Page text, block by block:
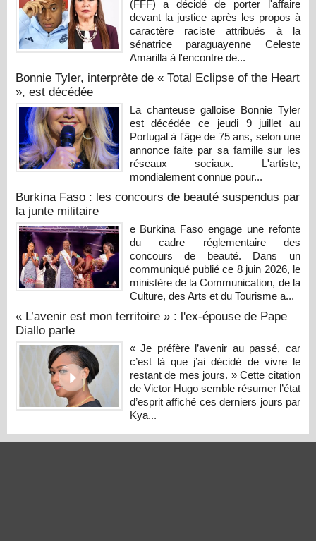
(FFF) a décidé de porter l'affaire
devant la justice après les propos à
caractère raciste attribués à la
sénatrice paraguayenne Celeste
Amarilla à l'encontre de...
Bonnie Tyler, interprète de « Total Eclipse of the Heart
», est décédée
La chanteuse galloise Bonnie Tyler
est décédée ce jeudi 9 juillet au
Portugal à l'âge de 75 ans, selon une
annonce faite par sa famille sur les
réseaux sociaux. L'artiste,
mondialement connue pour...
Burkina Faso : les concours de beauté suspendus par
la junte militaire
e Burkina Faso engage une refonte
du cadre réglementaire des
concours de beauté. Dans un
communiqué publié ce 8 juin 2026, le
ministère de la Communication, de la
Culture, des Arts et du Tourisme a...
« L’avenir est mon territoire » : l'ex-épouse de Pape
Diallo parle
« Je préfère l’avenir au passé, car
c’est là que j’ai décidé de vivre le
restant de mes jours. » Cette citation
de Victor Hugo semble résumer l’état
d’esprit affiché ces derniers jours par
Kya...